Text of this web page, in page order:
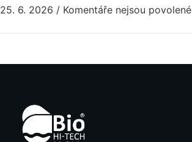
25. 6. 2026 / Komentáře nejsou povolené